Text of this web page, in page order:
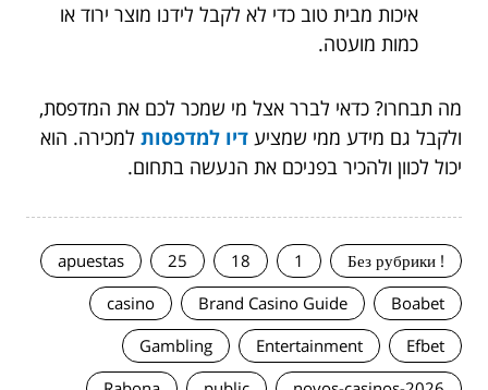
איכות מבית טוב כדי לא לקבל לידנו מוצר ירוד או
כמות מועטה.
מה תבחרו? כדאי לברר אצל מי שמכר לכם את המדפסת,
ולקבל גם מידע ממי שמציע דיו למדפסות למכירה. הוא
יכול לכוון ולהכיר בפניכם את הנעשה בתחום.
! Без рубрики
1
18
25
apuestas
Boabet
Brand Casino Guide
casino
Efbet
Entertainment
Gambling